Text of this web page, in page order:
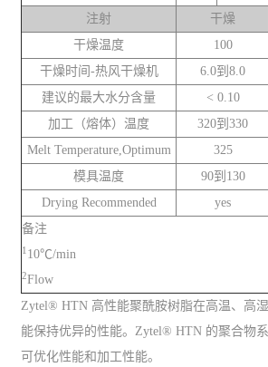
注射
干燥
干燥温度
100
干燥时间-热风干燥机
6.0到8.0
建议的最大水分含量
< 0.10
加工（熔体）温度
320到330
Melt Temperature,Optimum
325
模具温度
90到130
Drying Recommended
yes
备注
1 10℃/min
2Flow
Zytel® HTN 高性能聚酰胺树脂在高温、高
能保持优异的性能。Zytel® HTN 的聚合物
可优化性能和加工性能。